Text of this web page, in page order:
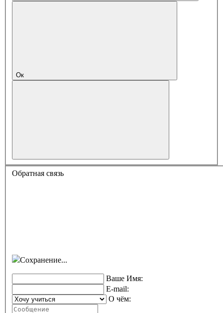
Ок
Обратная связь
Сохранение...
Ваше Имя:
E-mail:
О чём: